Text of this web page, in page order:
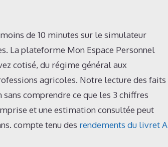
de 10 minutes sur le simulateur
La plateforme Mon Espace Personnel
cotisé, du régime général aux
agricoles. Notre lecture des faits
comprendre ce que les 3 chiffres
et une estimation consultée peut
compte tenu des rendements du livret A